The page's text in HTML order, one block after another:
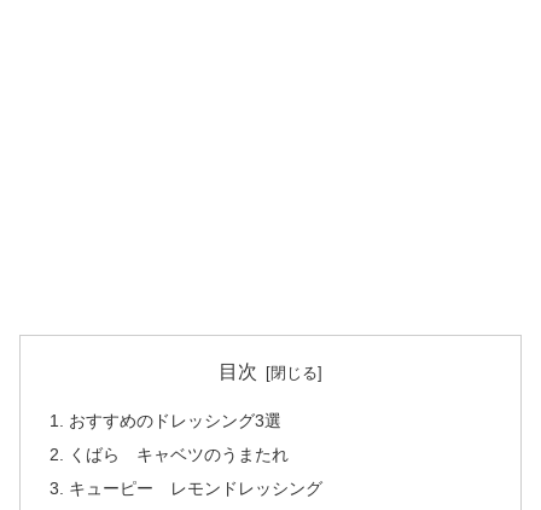
目次
おすすめのドレッシング3選
くばら キャベツのうまたれ
キューピー レモンドレッシング